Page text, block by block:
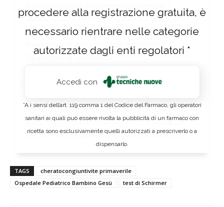
procedere alla registrazione gratuita, è
necessario rientrare nelle categorie
autorizzate dagli enti regolatori *
Accedi con
*A i sensi dell’art. 119 comma 1 del Codice del Farmaco, gli operatori
sanitari ai quali può essere rivolta la pubblicità di un farmaco con
ricetta sono esclusivamente quelli autorizzati a prescriverlo o a
dispensarlo.
l’ ambulatorio multidisciplinarededicato a
questa patologia coordinato dall’Unità
Operativa di Allergologia
e dall’
Unità
Operativa di Oculistica
Lo studio multidisciplinare ha valutato 58
cheratocongiuntivite primaverile, prelevati
attraverso il test di Schirmer. RaccontaPaola
Vacca, responsabile dell’Unità di Ricerca
Cellule Linfoidi dell’Immunità Innata
già usato abitualmente nella visita oculistica, ci
consente di raccogliere cellule immunitarie
TAGS
cheratocongiuntivite primaverile
Ospedale Pediatrico Bambino Gesù
test di Schirmer